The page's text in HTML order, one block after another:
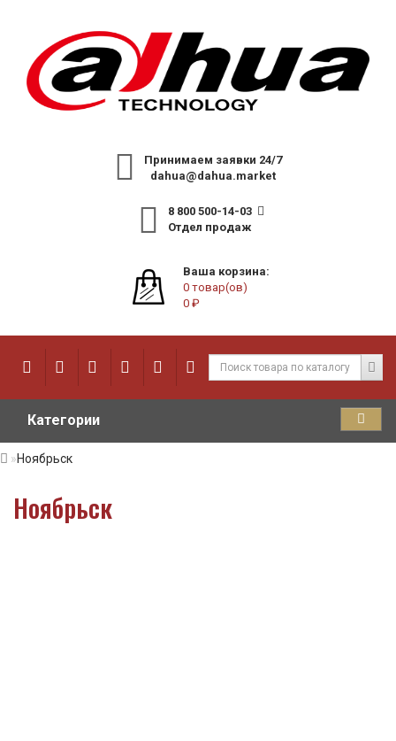
Принимаем заявки 24/7
dahua@dahua.market
8 800 500-14-03
Отдел продаж
Ваша корзина:
0 товар(ов)
0 ₽
Категории
Ноябрьск
Ноябрьск